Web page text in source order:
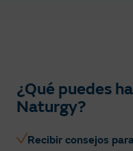
¿Qué puedes
Naturgy?
Recibir consejos